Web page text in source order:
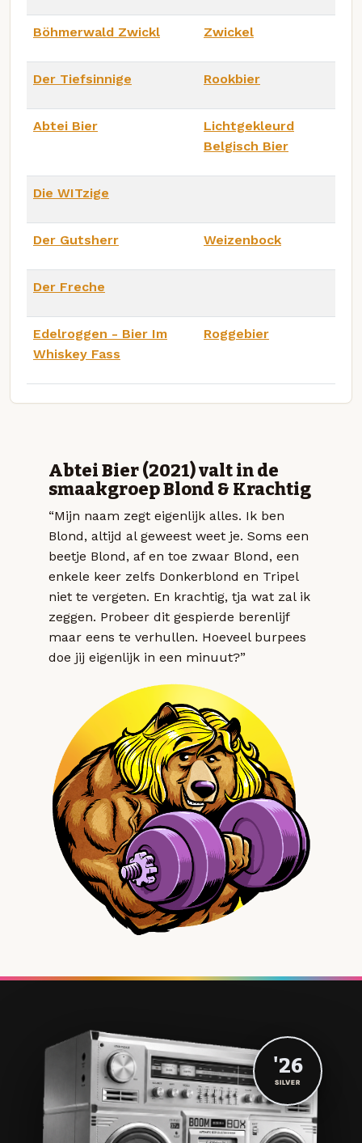
Böhmerwald Zwickl Zwickel
Der Tiefsinnige Rookbier
Abtei Bier
Lichtgekleurd
Belgisch Bier
Die WITzige
Der Gutsherr Weizenbock
Der Freche
Edelroggen - Bier Im
Whiskey Fass
Roggebier
Abtei Bier (2021) valt in de
smaakgroep Blond & Krachtig
“Mijn naam zegt eigenlijk alles. Ik ben
Blond, altijd al geweest weet je. Soms een
beetje Blond, af en toe zwaar Blond, een
enkele keer zelfs Donkerblond en Tripel
niet te vergeten. En krachtig, tja wat zal ik
zeggen. Probeer dit gespierde berenlijf
maar eens te verhullen. Hoeveel burpees
doe jij eigenlijk in een minuut?”
'26
SILVER